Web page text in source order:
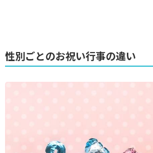
性別ごとのお祝い行事の違い